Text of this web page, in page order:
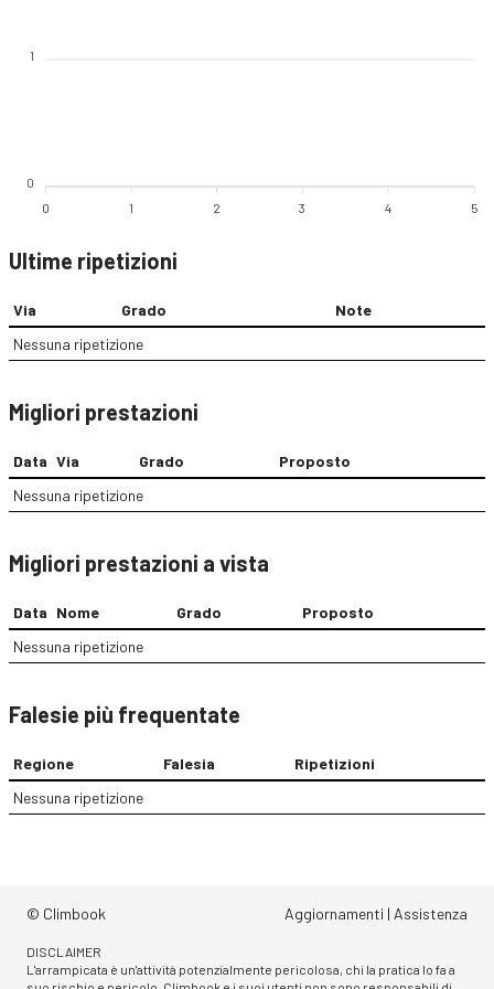
1
0
0 1 2 3 4 5
Ultime ripetizioni
Via Grado
Note
Nessuna ripetizione
Migliori prestazioni
Data Via Grado
Proposto
Nessuna ripetizione
Migliori prestazioni a vista
Data Nome Grado
Proposto
Nessuna ripetizione
Falesie più frequentate
Regione Falesia
Ripetizioni
Nessuna ripetizione
© Climbook Aggiornamenti | Assistenza
DISCLAIMER
L'arrampicata è un'attività potenzialmente pericolosa, chi la pratica lo fa a